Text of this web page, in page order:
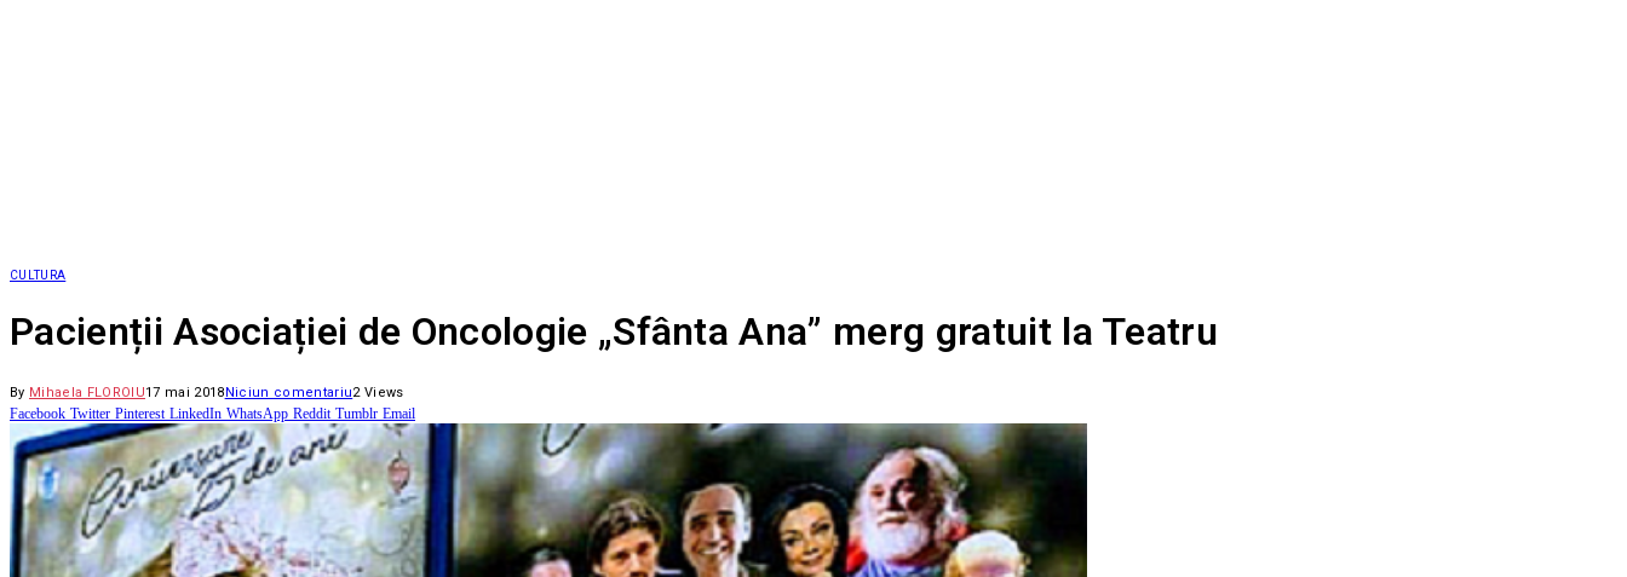
CULTURA
Pacienții Asociației de Oncologie „Sfânta Ana” merg gratuit la Teatru
By Mihaela FLOROIU17 mai 2018Niciun comentariu2 Views
Facebook Twitter Pinterest LinkedIn WhatsApp Reddit Tumblr Email